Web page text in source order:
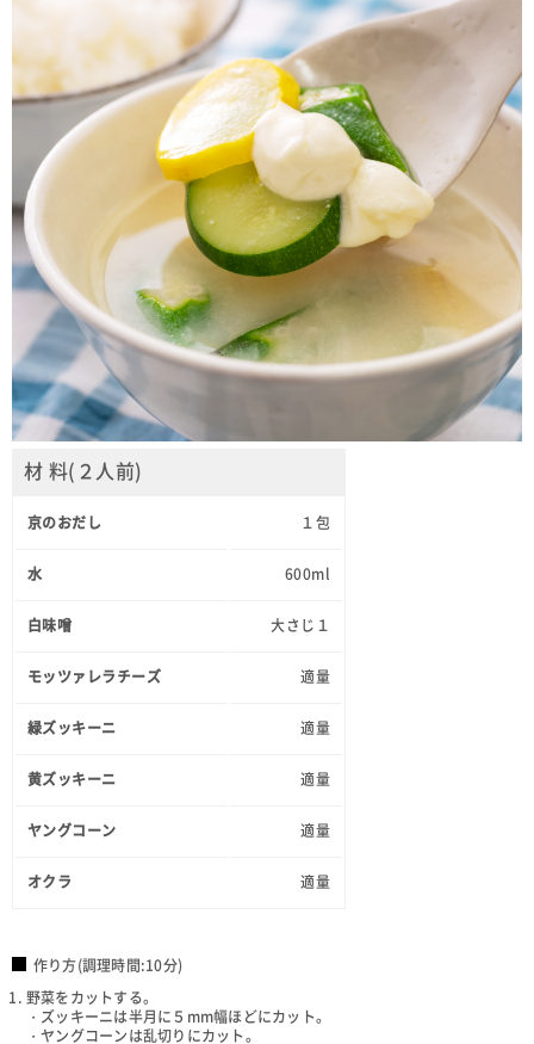
材 料(２人前)
京のおだし １包
水 600ml
白味噌 大さじ１
モッツァレラチーズ 適量
緑ズッキーニ 適量
黄ズッキーニ 適量
ヤングコーン 適量
オクラ 適量
作り方(調理時間:10分)
野菜をカットする。
・ズッキーニは半月に５mm幅ほどにカット。
・ヤングコーンは乱切りにカット。